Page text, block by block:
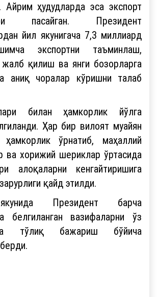
Айрим ҳудудларда эса экспорт
пасайган. Президент
йил якунигача 7,3 миллиард
экспортни таъминлаш,
қилиш ва янги бозорларга
аниқ чоралар кўришни талаб
билан ҳамкорлик йўлга
Ҳар бир вилоят муайян
ўрнатиб, маҳаллий
ва хорижий шериклар ўртасида
алоқаларни кенгайтиришига
қайд этилди.
Президент барча
белгиланган вазифаларни ўз
тўлиқ бажариш бўйича